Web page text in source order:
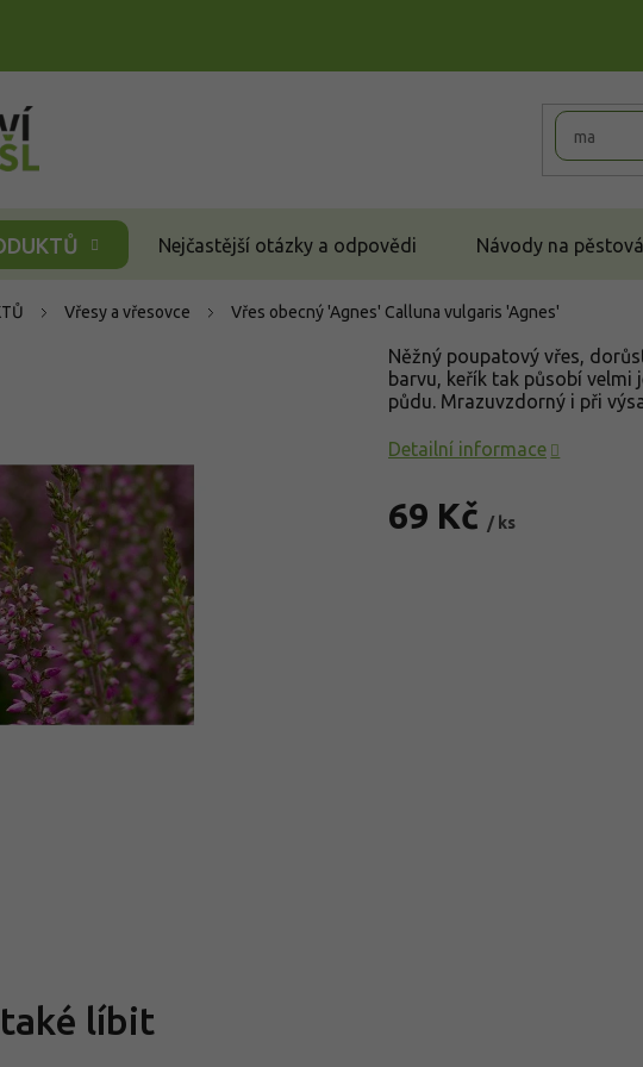
Nejčastější otázky a odpovědi Návody na
Vřesy a vřesovce Vřes obecný 'Agnes' Calluna vulgaris 'Agnes'
69 Kč / ks
Něžný poupatový vřes,
barvu, keřík tak působí velmi
půdu. Mrazuvzdorný i při
Detailní informace
líbit